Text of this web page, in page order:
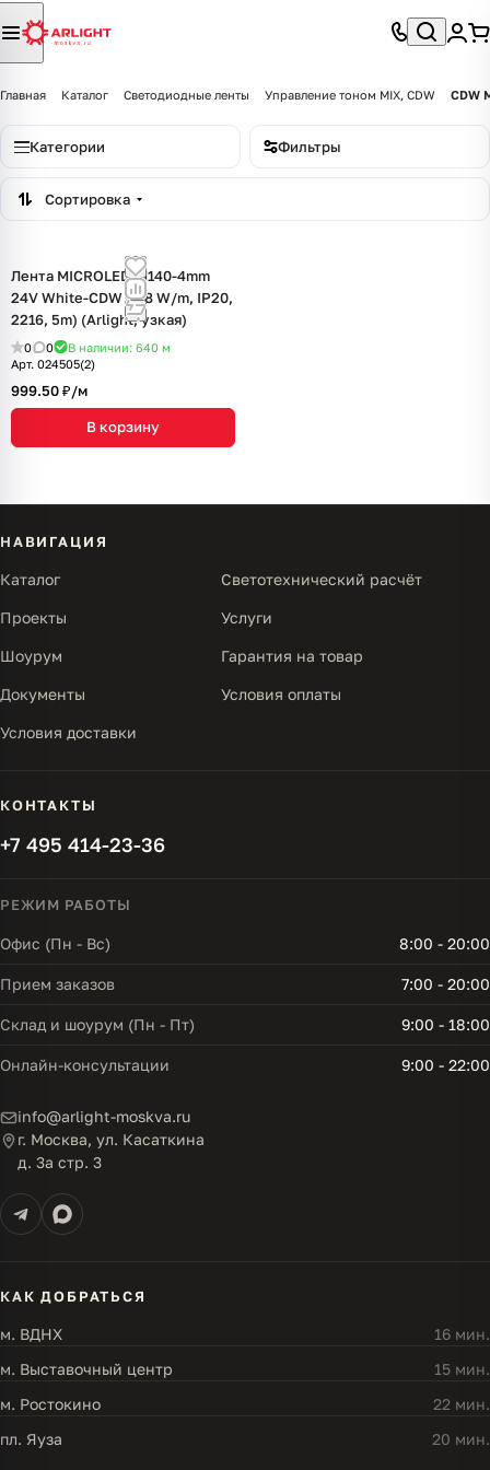
Главная Каталог Светодиодные ленты Управление тоном MIX, CDW CDW
Категории Фильтры
Сортировка
Лента MICROLED-M140-4mm
24V White-CDW (4.8 W/m, IP20,
2216, 5m) (Arlight, узкая)
0 0 В наличии: 640 м
Арт. 024505(2)
999.50 ₽/м
В корзину
НАВИГАЦИЯ
Каталог Светотехнический расчёт
Проекты Услуги
Шоурум Гарантия на товар
Документы Условия оплаты
Условия доставки
КОНТАКТЫ
+7 495 414-23-36
РЕЖИМ РАБОТЫ
Офис (Пн - Вс) 8:00 - 20:00
Прием заказов 7:00 - 20:00
Склад и шоурум (Пн - Пт) 9:00 - 18:00
Онлайн-консультации 9:00 - 22:00
info@arlight-moskva.ru
г. Москва, ул. Касаткина
д. 3а стр. 3
КАК ДОБРАТЬСЯ
м. ВДНХ
16 мин.
м. Выставочный центр
15 мин.
м. Ростокино
22 мин.
пл. Яуза
20 мин.